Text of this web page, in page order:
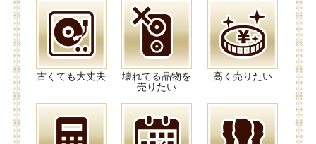
古くても大丈夫
壊れてる品物を
売りたい
高く売りたい